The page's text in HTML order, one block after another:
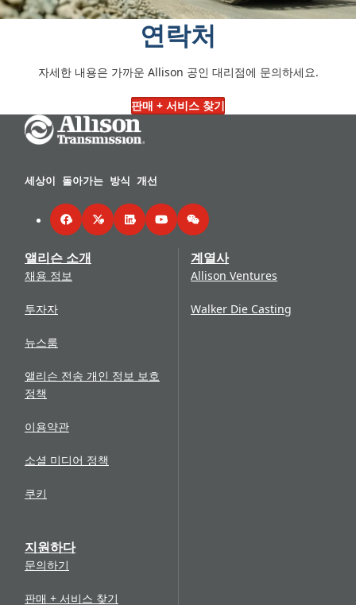
연락처
자세한 내용은 가까운 Allison 공인 대리점에 문의하세요.
판매 + 서비스 찾기
Go Home
세상이 돌아가는 방식 개선
FacebookTwitterLinkedInYouTubeWeChat
앨리슨 소개
채용 정보
투자자
뉴스룸
앨리슨 전송 개인 정보 보호
정책
이용약관
소셜 미디어 정책
쿠키
지원하다
문의하기
판매 + 서비스 찾기
계열사
Allison Ventures
Walker Die Casting